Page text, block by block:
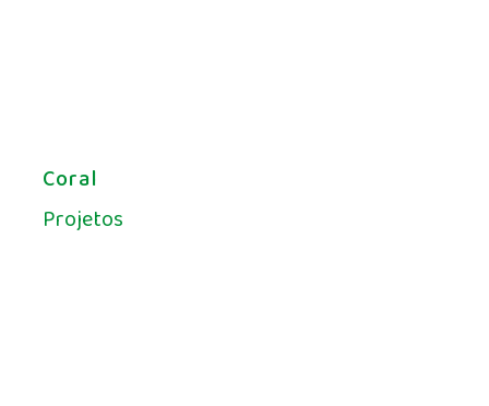
Coral
Projetos